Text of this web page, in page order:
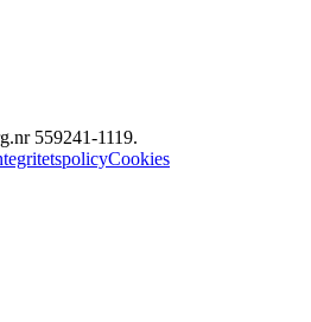
559241‑1119.
Cookies